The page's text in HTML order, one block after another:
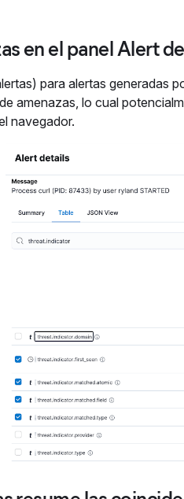
en el panel Alert
para alertas generadas
amenazas, lo cual
navegador.